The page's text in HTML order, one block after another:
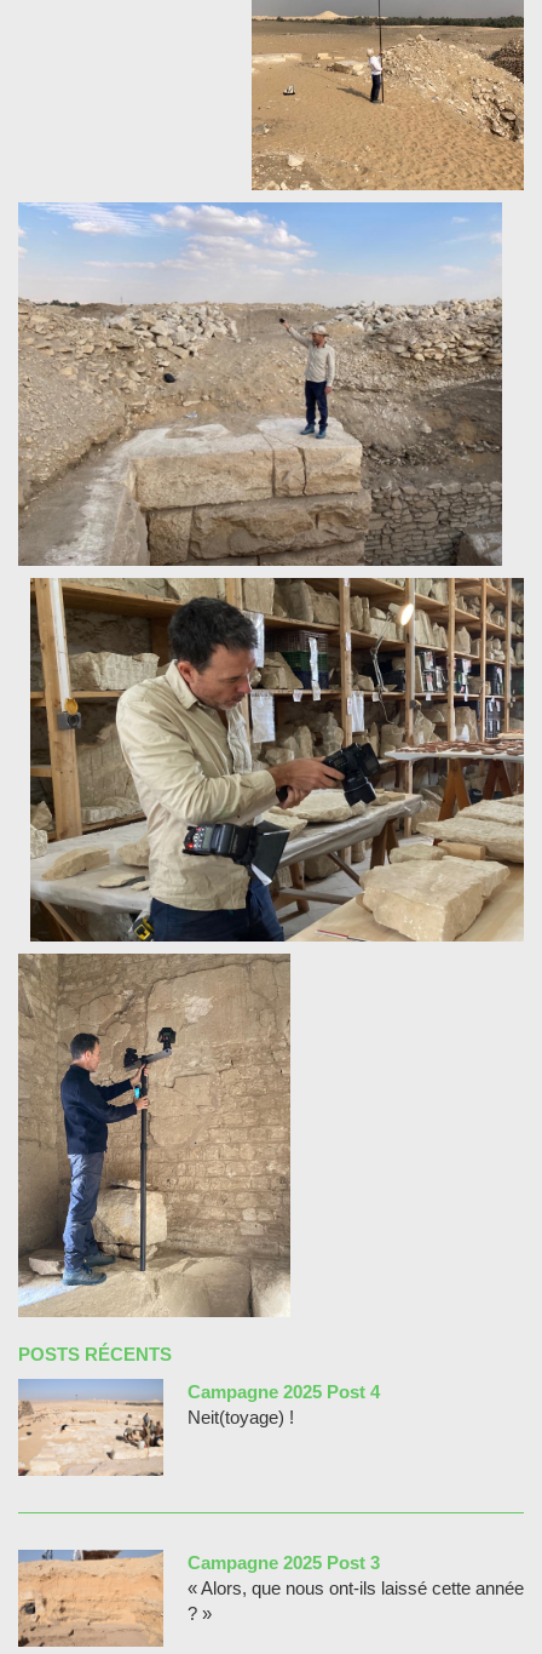
POSTS RÉCENTS
Campagne 2025 Post 4
Neit(toyage) !
Campagne 2025 Post 3
« Alors, que nous ont-ils laissé cette année
? »